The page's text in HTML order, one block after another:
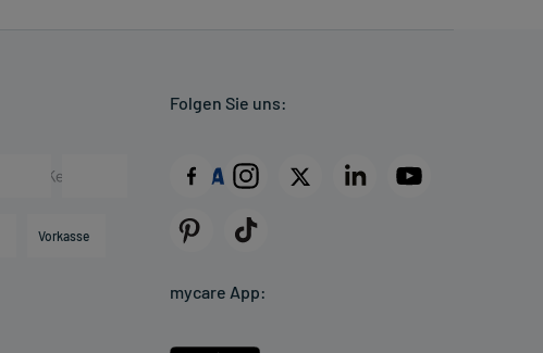
Vorkasse
Folgen Sie uns:
mycare App: